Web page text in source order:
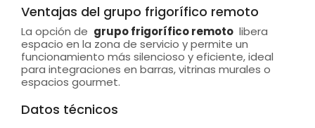
Ventajas del grupo frigorífico remoto
La opción de grupo frigorífico remoto libera
espacio en la zona de servicio y permite un
funcionamiento más silencioso y eficiente, ideal
para integraciones en barras, vitrinas murales o
espacios gourmet.
Datos técnicos